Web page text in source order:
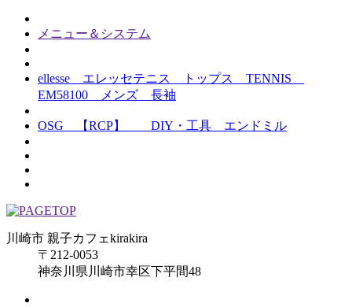
メニュー＆システム
ellesse エレッセテニス トップス TENNIS
EM58100 メンズ 長袖
OSG 【RCP】 DIY・工具 エンドミル
川崎市 親子カフェkirakira
〒212-0053
神奈川県川崎市幸区下平間48